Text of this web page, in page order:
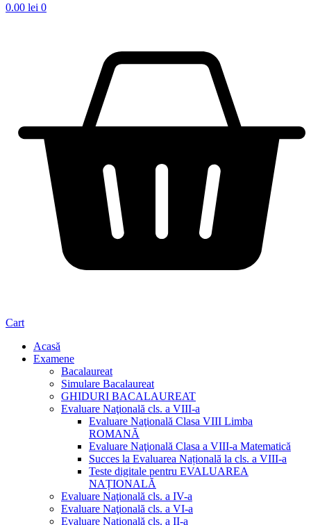
0.00 lei 0
Cart
Acasă
Examene
Bacalaureat
Simulare Bacalaureat
GHIDURI BACALAUREAT
Evaluare Naţională cls. a VIII-a
Evaluare Naţională Clasa VIII Limba
ROMANĂ
Evaluare Naţională Clasa a VIII-a Matematică
Succes la Evaluarea Națională la cls. a VIII-a
Teste digitale pentru EVALUAREA
NAȚIONALĂ
Evaluare Naţională cls. a IV-a
Evaluare Naţională cls. a VI-a
Evaluare Naţională cls. a II-a